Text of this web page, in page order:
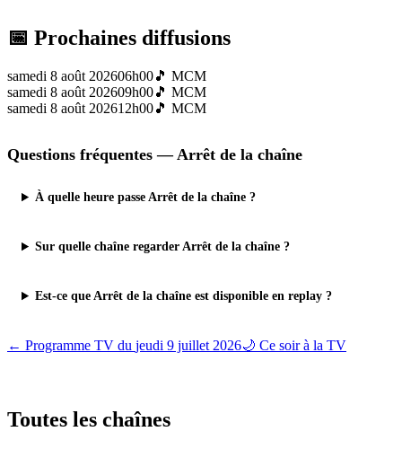
📅 Prochaines diffusions
samedi 8 août 202606h00🎵 MCM
samedi 8 août 202609h00🎵 MCM
samedi 8 août 202612h00🎵 MCM
Questions fréquentes —Arrêt de la chaîne
À quelle heure passe Arrêt de la chaîne ?
Sur quelle chaîne regarder Arrêt de la chaîne ?
Est-ce que Arrêt de la chaîne est disponible en replay ?
← Programme TV du jeudi 9 juillet 2026🌙 Ce soir à la TV
Toutes les chaînes